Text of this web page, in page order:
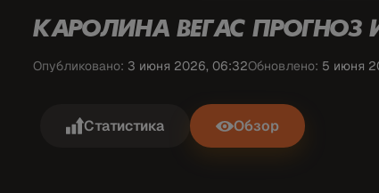
КАРОЛИНА ВЕГАС ПРОГНОЗ
Опубликовано: 3 июня 2026, 06:32Обновлено: 5 июня
Статистика Обзор